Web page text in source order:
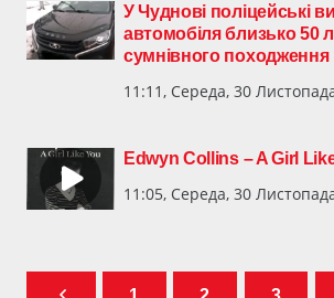
У Чуднові поліцейські
автомобіля близько 50
сумнівного походження
11:11, Середа, 30
Edwyn Collins – A Girl
11:05, Середа, 30